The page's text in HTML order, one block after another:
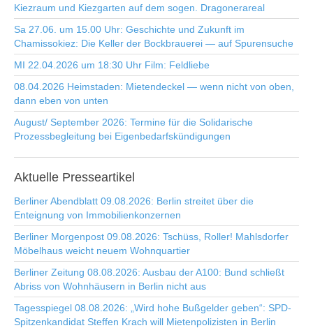
Kiezraum und Kiezgarten auf dem sogen. Dragonerareal
Sa 27.06. um 15.00 Uhr: Geschichte und Zukunft im
Chamissokiez: Die Keller der Bockbrauerei — auf Spurensuche
MI 22.04.2026 um 18:30 Uhr Film: Feldliebe
08.04.2026 Heimstaden: Mietendeckel — wenn nicht von oben,
dann eben von unten
August/ September 2026: Termine für die Solidarische
Prozessbegleitung bei Eigenbedarfskündigungen
Aktuelle Presseartikel
Berliner Abendblatt 09.08.2026: Berlin streitet über die
Enteignung von Immobilienkonzernen
Berliner Morgenpost 09.08.2026: Tschüss, Roller! Mahlsdorfer
Möbelhaus weicht neuem Wohnquartier
Berliner Zeitung 08.08.2026: Ausbau der A100: Bund schließt
Abriss von Wohnhäusern in Berlin nicht aus
Tagesspiegel 08.08.2026: „Wird hohe Bußgelder geben“: SPD-
Spitzenkandidat Steffen Krach will Mietenpolizisten in Berlin